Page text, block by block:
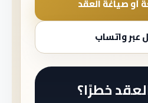
أو صياغة العقد
عبر واتساب
خطرًا؟